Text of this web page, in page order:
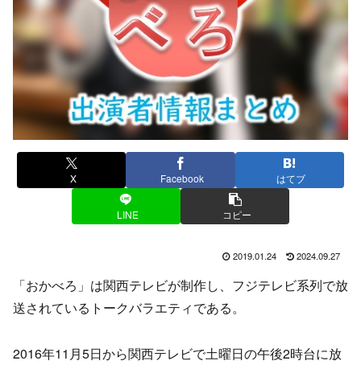
X Facebook はてブ
LINE コピー
2019.01.24 2024.09.27
「おかべろ」は関西テレビが制作し、フジテレビ系列で放
送されているトークバラエティである。
2016年11月5日から関西テレビで土曜日の午後2時台に放